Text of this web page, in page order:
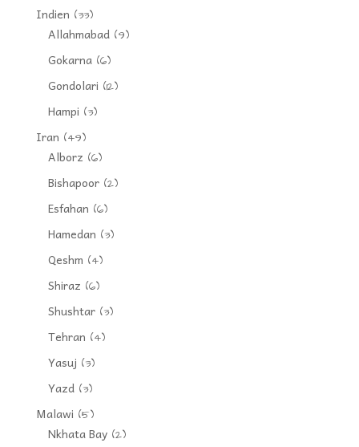
Indien (33)
Allahmabad(9)
Gokarna(6)
Gondolari (12)
Hampi (3)
Iran (49)
Alborz (6)
Bishapoor(2)
Esfahan (6)
Hamedan (3)
Qeshm (4)
Shiraz (6)
Shushtar(3)
Tehran (4)
Yasuj (3)
Yazd(3)
Malawi (5)
Nkhata Bay(2)